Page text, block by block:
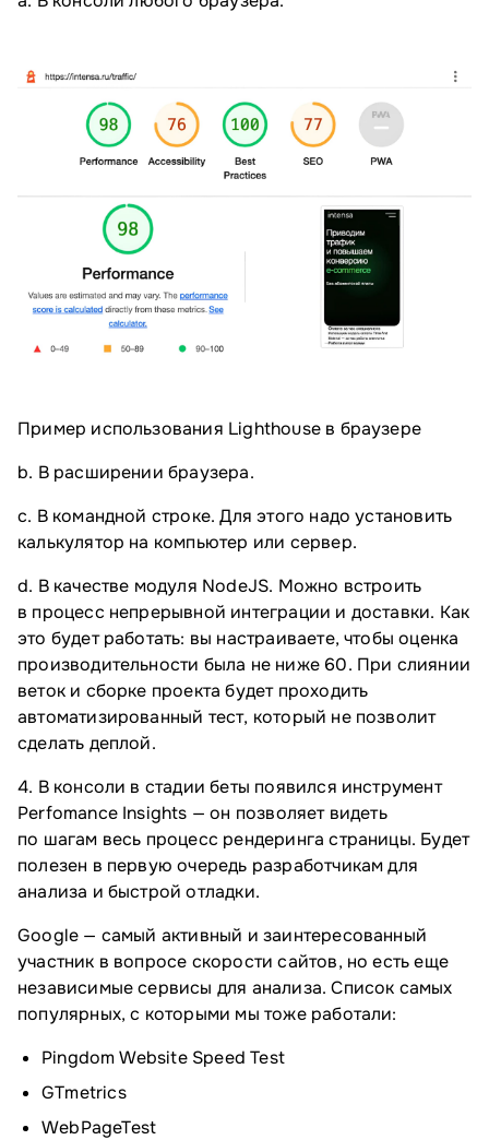
Пример использования Lighthouse в браузере
b. В расширении браузера.
c. В командной строке. Для этого надо установить
калькулятор на компьютер или сервер.
d. В качестве модуля NodeJS. Можно встроить
в процесс непрерывной интеграции и доставки. Как
это будет работать: вы настраиваете, чтобы оценка
производительности была не ниже 60. При слиянии
веток и сборке проекта будет проходить
автоматизированный тест, который не позволит
сделать деплой.
4. В консоли в стадии беты появился инструмент
Perfomance Insights — он позволяет видеть
по шагам весь процесс рендеринга страницы. Будет
полезен в первую очередь разработчикам для
анализа и быстрой отладки.
Google — самый активный и заинтересованный
участник в вопросе скорости сайтов, но есть еще
независимые сервисы для анализа. Список самых
популярных, с которыми мы тоже работали:
Pingdom Website Speed Test
GTmetrics
WebPageTest